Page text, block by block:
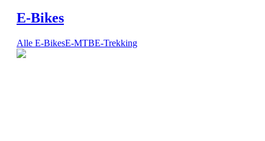
E-Bikes
Alle E-BikesE-MTBE-Trekking